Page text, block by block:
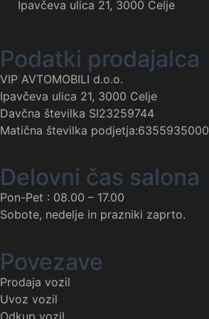
Ipavčeva ulica 21, 3000 Celje
Podatki prodajalca
VIP AVTOMOBILI d.o.o.
Ipavčeva ulica 21, 3000 Celje
Davčna številka SI23259744
Matična številka podjetja:6355935000
Delovni čas salona
Pon-Pet : 08.00 – 17.00
Sobote, nedelje in prazniki zaprto.
Povezave
Prodaja vozil
Uvoz vozil
Odkup vozil